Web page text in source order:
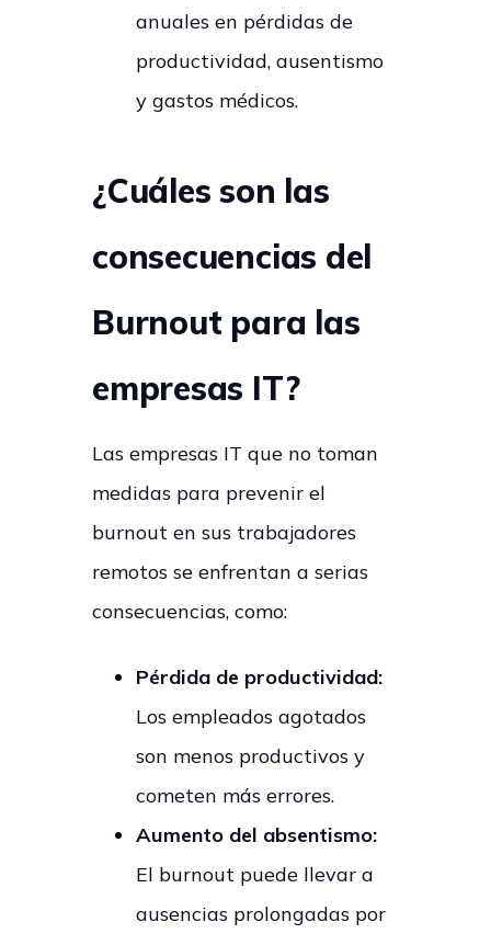
anuales en pérdidas de
productividad, ausentismo
y gastos médicos.
¿Cuáles son las
consecuencias del
Burnout para las
empresas IT?
Las empresas IT que no toman
medidas para prevenir el
burnout en sus trabajadores
remotos se enfrentan a serias
consecuencias, como:
Pérdida de productividad:
Los empleados agotados
son menos productivos y
cometen más errores.
Aumento del absentismo:
El burnout puede llevar a
ausencias prolongadas por